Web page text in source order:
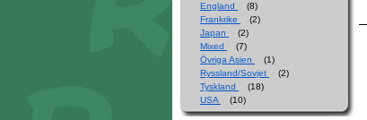
England
(8)
Frankrike
(2)
Japan
(2)
Mixed
(7)
Övriga Asien
(1)
Ryssland/Sovjet
(2)
Tyskland
(18)
USA
(10)